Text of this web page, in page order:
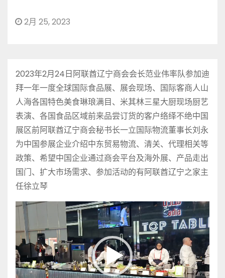
2月 25, 2023
2023年2月24日阿联酋辽宁商会会长范业伟率队参加迪
拜一年一度全球国际食品展、展会现场、国际客商人山
人海各国特色美食琳琅满目、米其林三星大厨现场厨艺
表演、各国食品区域前来品尝订货的客户络绎不绝中国
展区前阿联酋辽宁商会秘书长一立国际物流董事长刘永
为中国参展企业介绍中东贸易物流、清关、代理相关等
政策、希望中国企业通过商会平台及海外展、产品走出
国门、扩大市场需求、参加活动的有阿联酋辽宁之家主
任徐立琴
视
播
放
器